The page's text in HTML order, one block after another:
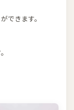
できます。